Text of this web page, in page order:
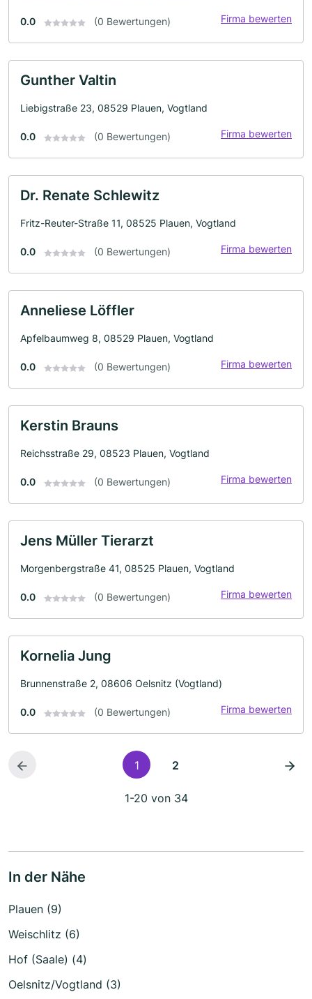
0.0 (0 Bewertungen) Firma bewerten
Gunther Valtin
Liebigstraße 23, 08529 Plauen, Vogtland
0.0 (0 Bewertungen) Firma bewerten
Dr. Renate Schlewitz
Fritz-Reuter-Straße 11, 08525 Plauen, Vogtland
0.0 (0 Bewertungen) Firma bewerten
Anneliese Löffler
Apfelbaumweg 8, 08529 Plauen, Vogtland
0.0 (0 Bewertungen) Firma bewerten
Kerstin Brauns
Reichsstraße 29, 08523 Plauen, Vogtland
0.0 (0 Bewertungen) Firma bewerten
Jens Müller Tierarzt
Morgenbergstraße 41, 08525 Plauen, Vogtland
0.0 (0 Bewertungen) Firma bewerten
Kornelia Jung
Brunnenstraße 2, 08606 Oelsnitz (Vogtland)
0.0 (0 Bewertungen) Firma bewerten
1 2
1-20 von 34
In der Nähe
Plauen (9)
Weischlitz (6)
Hof (Saale) (4)
Oelsnitz/Vogtland (3)